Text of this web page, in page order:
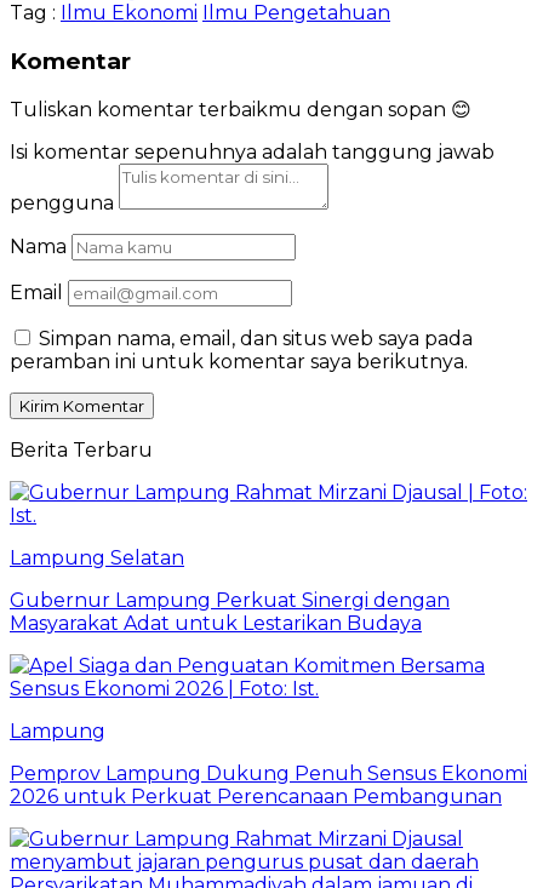
Tag :
Ilmu Ekonomi Ilmu Pengetahuan
Komentar
Tuliskan komentar terbaikmu dengan sopan 😊
Isi komentar sepenuhnya adalah tanggung jawab
pengguna
Nama
Email
Simpan nama, email, dan situs web saya pada
peramban ini untuk komentar saya berikutnya.
Berita Terbaru
Lampung Selatan
Gubernur Lampung Perkuat Sinergi dengan
Masyarakat Adat untuk Lestarikan Budaya
Lampung
Pemprov Lampung Dukung Penuh Sensus Ekonomi
2026 untuk Perkuat Perencanaan Pembangunan